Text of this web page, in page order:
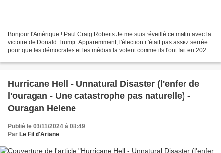
Bonjour l'Amérique ! Paul Craig Roberts Je me suis réveillé ce matin avec la
victoire de Donald Trump. Apparemment, l'élection n'était pas assez serrée
pour que les démocrates et les médias la volent comme ils l'ont fait en 2020.
Hurricane Hell - Unnatural Disaster (l'enfer de
l'ouragan - Une catastrophe pas naturelle) -
Ouragan Helene
Publié le 03/11/2024 à 08:49
Par Le Fil d'Ariane